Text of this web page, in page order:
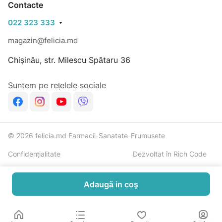
Spătarul, 36. mun. Chișinău
Contacte
022 323 333
magazin@felicia.md
Chișinău, str. Milescu Spătaru 36
Suntem pe rețelele sociale
© 2026 felicia.md Farmacii-Sanatate-Frumusete
Confidențialitate Dezvoltat în Rich Code
Adaugă in coş